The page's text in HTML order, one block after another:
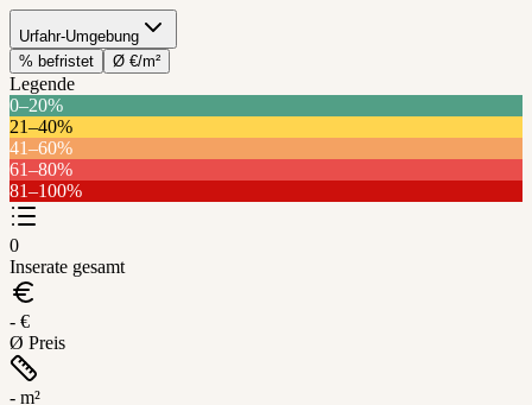
Urfahr-Umgebung
% befristet
Ø €/m²
Legende
0–20%
21–40%
41–60%
61–80%
81–100%
Urfahr-
Umgebung
0
Inserate gesamt
- €
Ø Preis
- m²